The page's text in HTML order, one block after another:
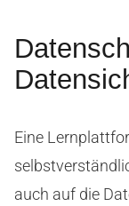
Eine
auch auf die